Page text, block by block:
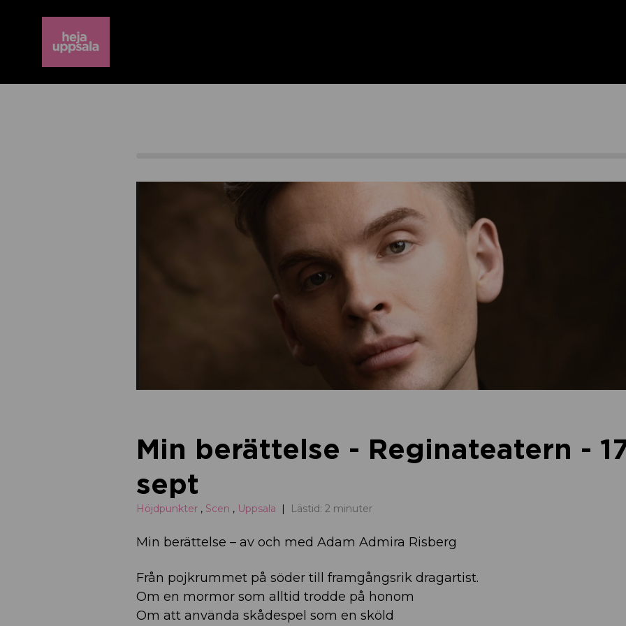
Min berättelse - Reginateatern -
sept
Höjdpunkter , Scen , Uppsala Lästid: 2 minuter
Min berättelse – av och med Adam Admira Risberg
Från pojkrummet på söder till framgångsrik dragartist.
Om en mormor som alltid trodde på honom
Om att använda skådespel som en sköld